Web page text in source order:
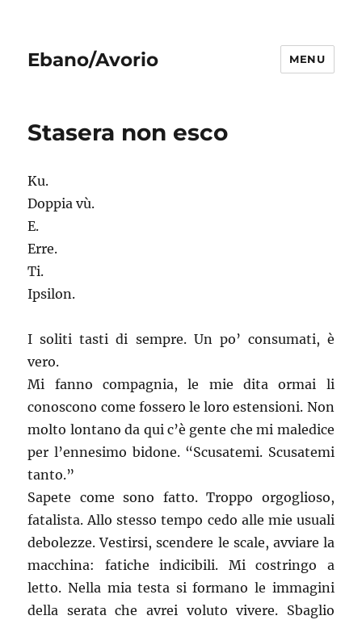
Ebano/Avorio MENU
Stasera non esco
Ku.
Doppia vù.
E.
Erre.
Ti.
Ipsilon.
I soliti tasti di sempre. Un po’ consumati, è
vero.
Mi fanno compagnia, le mie dita ormai li
conoscono come fossero le loro estensioni. Non
molto lontano da qui c’è gente che mi maledice
per l’ennesimo bidone. “Scusatemi. Scusatemi
tanto.”
Sapete come sono fatto. Troppo orgoglioso,
fatalista. Allo stesso tempo cedo alle mie usuali
debolezze. Vestirsi, scendere le scale, avviare la
macchina: fatiche indicibili. Mi costringo a
letto. Nella mia testa si formano le immagini
della serata che avrei voluto vivere. Sbaglio